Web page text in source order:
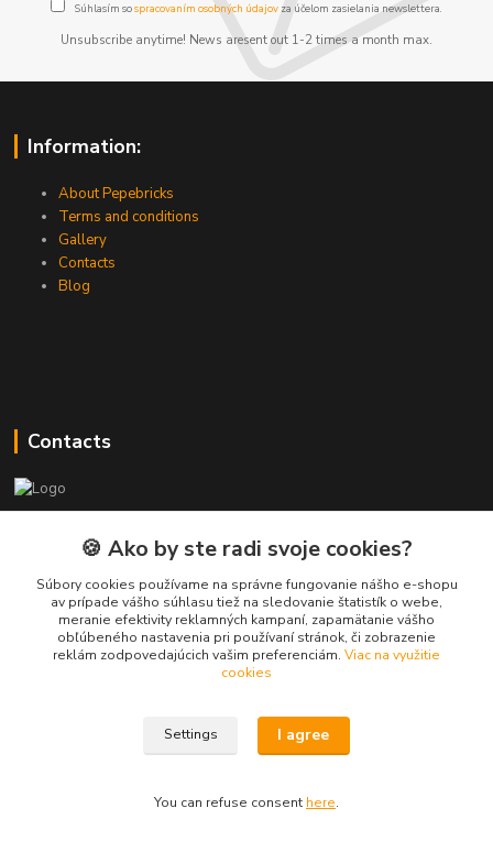
Súhlasím sospracovaním osobných údajov za účelom zasielania newslettera.
Unsubscribe anytime! News aresent out 1-2 times a month max.
Information:
About Pepebricks
Terms and conditions
Gallery
Contacts
Blog
Contacts
+421 915 709 534
(Mo-Fri, 9-17 hod.) or Whatsap 24/7
skifi.space@gmail.com
🍪 Ako by ste radi svoje cookies?
Súbory cookies používame na správne fungovanie nášho e-shopu
av prípade vášho súhlasu tiež na sledovanie štatistík o webe,
meranie efektivity reklamných kampaní, zapamätanie vášho
obľúbeného nastavenia pri používaní stránok, či zobrazenie
reklám zodpovedajúcich vašim preferenciám. Viac na využitie
cookies
Settings I agree
You can refuse consent here.